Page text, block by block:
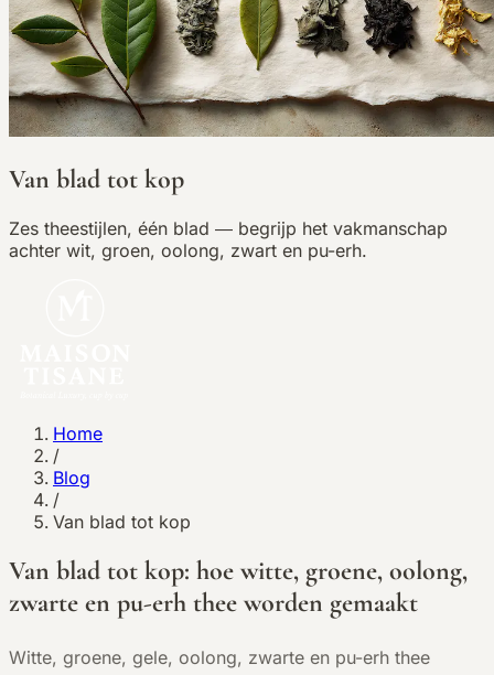
Van blad tot kop
Zes theestijlen, één blad — begrijp het vakmanschap
achter wit, groen, oolong, zwart en pu-erh.
Home
/
Blog
/
Van blad tot kop
Van blad tot kop: hoe witte, groene, oolong,
zwarte en pu-erh thee worden gemaakt
Witte, groene, gele, oolong, zwarte en pu-erh thee